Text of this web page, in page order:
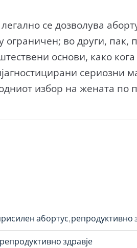
се дозволува
ограничен; во други,
основи, како
сериозни
избор на жената
абортус репродуктивно
репродуктивно здравје